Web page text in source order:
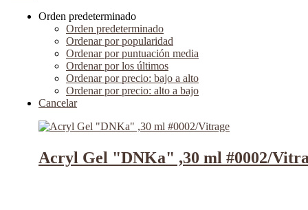
Orden predeterminado
Orden predeterminado
Ordenar por popularidad
Ordenar por puntuación media
Ordenar por los últimos
Ordenar por precio: bajo a alto
Ordenar por precio: alto a bajo
Cancelar
Acryl Gel "DNKa" ,30 ml #0002/